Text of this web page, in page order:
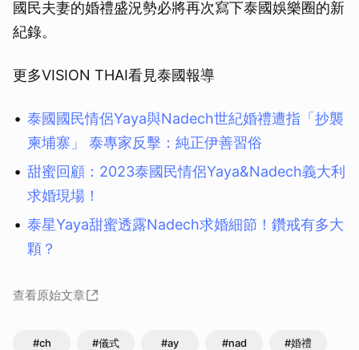
國民夫妻的婚禮盛況勢必將再次寫下泰國娛樂圈的新
紀錄。
更多VISION THAI看見泰國報導
泰國國民情侶Yaya與Nadech世紀婚禮遭指「抄襲
柬埔寨」 泰專家反擊：純正伊善習俗
甜蜜回顧：2023泰國民情侶Yaya&Nadech義大利
求婚現場！
泰星Yaya甜蜜透露Nadech求婚細節！鑽戒有多大
顆？
查看原始文章
#ch #儀式 #ay #nad #婚禮